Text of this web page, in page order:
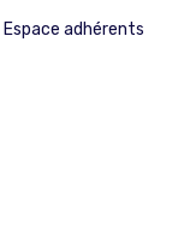
Espace adhérents